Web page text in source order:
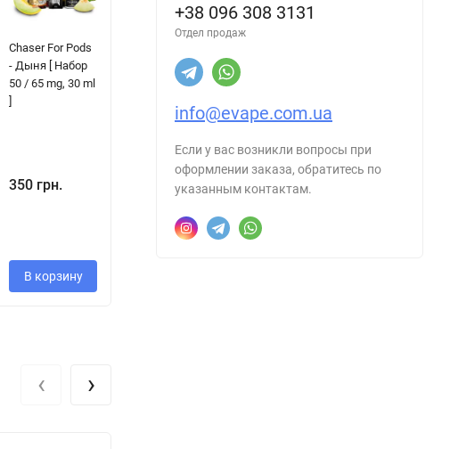
Chaser For Pods
- Дыня [ Набор
50 / 65 mg, 30 ml
]
350 грн.
В корзину
Watermelon [
Набір 25 / 50
270 грн.
Набір 50 mg, 30
350 грн.
500 грн.
‹ ›
+38 096 308 3131
Отдел продаж
info@evape.com.ua
Если у вас возникли вопросы при
оформлении заказа, обратитесь по
указанным контактам.